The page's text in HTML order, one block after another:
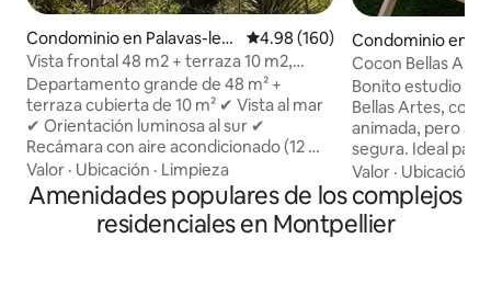
Condominio en Palavas-les-
Flots
Calificación promedio: 4.98 de
4.98 (160)
Vista frontal 48 m2 + terraza 10 m2,
acceso directo a la playa.
Departamento grande de 48 m² +
terraza cubierta de 10 m² ✔ Vista al mar
✔ Orientación luminosa al sur ✔
Recámara con aire acondicionado (12 m²)
✔ 2 lugares de estacionamiento seguros
✔ Residencia segura (videoportero,
entrada con teclado) ✔ Cuarto para
guardar bicicletas ✔ Todo a poca
Valor · Ubicación · Limpieza
Condominio en
Cocon Bellas
azotea •
Bonito estudio
Bellas Artes, con
animada, pero a
segura. Ideal para
o vacaciones. A 2 min del tranvía A
10 minutos a pie
Cerca de todas
Aparcamiento gratuito
Valor · Ubicación
Amenidades populares de los complejos
residenciales en Montpellier